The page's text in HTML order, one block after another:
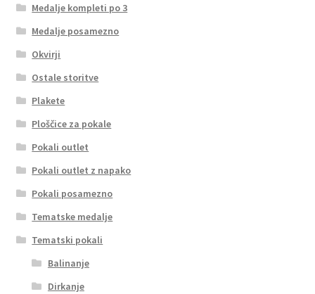
Medalje kompleti po 3
Medalje posamezno
Okvirji
Ostale storitve
Plakete
Ploščice za pokale
Pokali outlet
Pokali outlet z napako
Pokali posamezno
Tematske medalje
Tematski pokali
Balinanje
Dirkanje